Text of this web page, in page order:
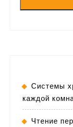
Системы
каждой
Чтение